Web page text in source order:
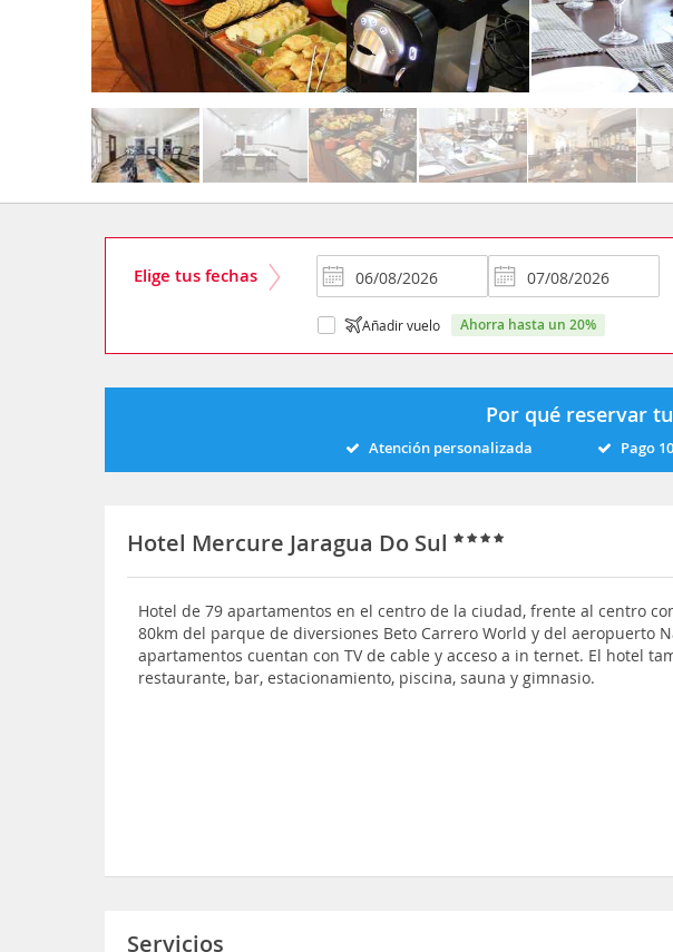
Elige tus fechas
Añadir vuelo ahorra hasta un 20%
Por qué reservar
Atención personalizada Pago
Hotel Mercure Jaragua Do Sul
Hotel de 79 apartamentos en el centro de la ciudad, frente al centro
80km del parque de diversiones Beto Carrero World y del aeropuerto
apartamentos cuentan con TV de cable y acceso a in ternet. El hotel
restaurante, bar, estacionamiento, piscina, sauna y gimnasio.
Servicios